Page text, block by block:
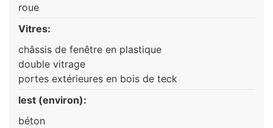
roue
Vitres:
châssis de fenêtre en plastique
double vitrage
portes extérieures en bois de teck
lest (environ):
béton